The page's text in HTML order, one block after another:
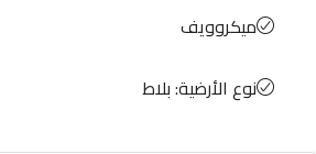
ميكروويف
نوع الأرضية: بلاط